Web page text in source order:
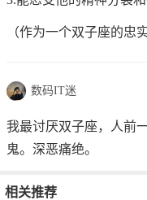
（作为一个双子座的忠
数码IT迷
我最讨厌双子座，人前
鬼。深恶痛绝。
相关推荐